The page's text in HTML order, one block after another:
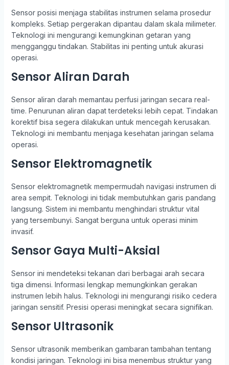
Sensor posisi menjaga stabilitas instrumen selama prosedur
kompleks. Setiap pergerakan dipantau dalam skala milimeter.
Teknologi ini mengurangi kemungkinan getaran yang
mengganggu tindakan. Stabilitas ini penting untuk akurasi
operasi.
Sensor Aliran Darah
Sensor aliran darah memantau perfusi jaringan secara real-
time. Penurunan aliran dapat terdeteksi lebih cepat. Tindakan
korektif bisa segera dilakukan untuk mencegah kerusakan.
Teknologi ini membantu menjaga kesehatan jaringan selama
operasi.
Sensor Elektromagnetik
Sensor elektromagnetik mempermudah navigasi instrumen di
area sempit. Teknologi ini tidak membutuhkan garis pandang
langsung. Sistem ini membantu menghindari struktur vital
yang tersembunyi. Sangat berguna untuk operasi minim
invasif.
Sensor Gaya Multi-Aksial
Sensor ini mendeteksi tekanan dari berbagai arah secara
tiga dimensi. Informasi lengkap memungkinkan gerakan
instrumen lebih halus. Teknologi ini mengurangi risiko cedera
jaringan sensitif. Presisi operasi meningkat secara signifikan.
Sensor Ultrasonik
Sensor ultrasonik memberikan gambaran tambahan tentang
kondisi jaringan. Teknologi ini bisa menembus struktur yang